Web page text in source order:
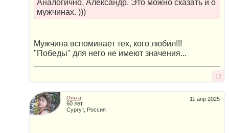
Аналогично, Александр. Это можно сказать и о
мужчинах. )))
Мужчина вспоминает тех, кого любил!!!
"Победы" для него не имеют значения...
12
11 апр 2025
Ольга
60 лет
Сургут, Россия